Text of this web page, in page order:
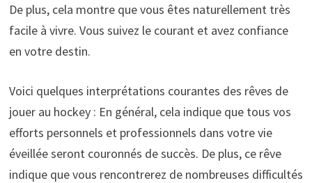
De plus, cela montre que vous êtes naturellement très
facile à vivre. Vous suivez le courant et avez confiance
en votre destin.
Voici quelques interprétations courantes des rêves de
jouer au hockey : En général, cela indique que tous vos
efforts personnels et professionnels dans votre vie
éveillée seront couronnés de succès. De plus, ce rêve
indique que vous rencontrerez de nombreuses difficultés